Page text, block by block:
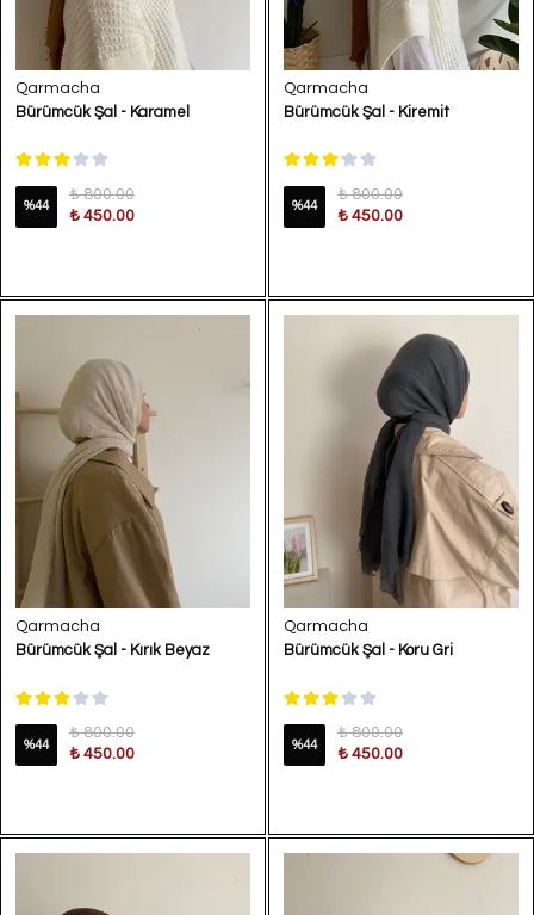
Qarmacha
Bürümcük Şal - Karamel
%44
₺ 800.00
₺ 450.00
Qarmacha
Bürümcük Şal - Kiremit
%44
₺ 800.00
₺ 450.00
Qarmacha
Bürümcük Şal - Kırık Beyaz
%44
₺ 800.00
₺ 450.00
Qarmacha
Bürümcük Şal - Koru Gri
%44
₺ 800.00
₺ 450.00